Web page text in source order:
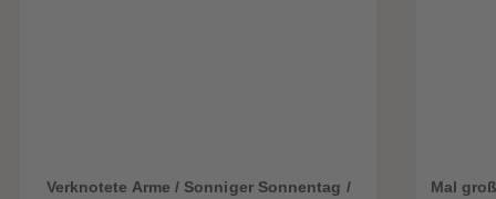
Verknotete Arme / Sonniger Sonnentag /
Mal